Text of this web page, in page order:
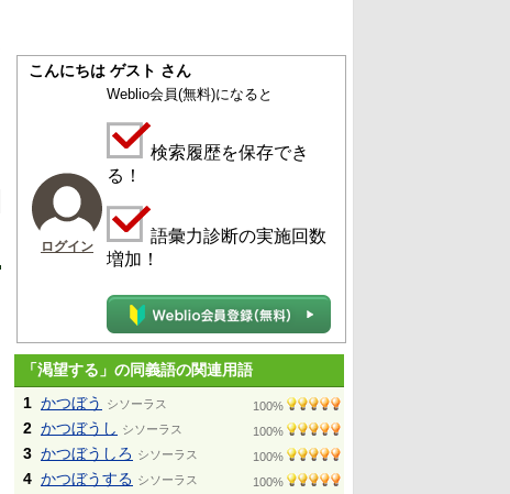
こんにちは ゲスト さん
ログイン
Weblio会員(無料)になると
検索履歴を保存でき
る！
語彙力診断の実施回数
増加！
「渇望する」の同義語の関連用語
1 かつぼう シソーラス 100%
2 かつぼうし シソーラス 100%
3 かつぼうしろ シソーラス 100%
4 かつぼうする シソーラス 100%